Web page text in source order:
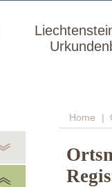
Home |